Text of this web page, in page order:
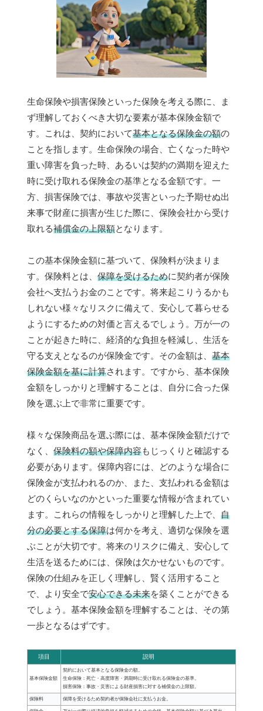
生命保険や損害保険といった保険を考える際に、ま
ず理解しておくべき大切な要素が基本保険金額で
す。これは、契約において基本となる保険金の額の
ことを指します。生命保険の場合、亡くなった時や
重い障害を負った時、あるいは契約の満期を迎えた
時に受け取れる保険金の基準となる金額です。一
方、損害保険では、事故や災害といった予期せぬ出
来事で財産に損害が生じた際に、保険会社から受け
取れる補償金の上限額となります。
この基本保険金額に基づいて、保険料が決まりま
す。保険料とは、 保障を受けるために契約者が保険
会社へ支払うお金のことです。将来起こりうるかも
しれない様々なリスクに備えて、安心して暮らせる
ようにするための対価と言えるでしょう。万が一の
ことが起きた時に、経済的な負担を軽減し、生活を
守る支えとなるのが保険金です。その金額は、 基本
保険金額を基に計算されます。ですから、基本保険
金額をしっかりと理解することは、自分に合った保
険を選ぶ上で非常に重要です。
様々な保険商品を選ぶ際には、基本保険金額だけで
なく、 保険料の額や保障内容もじっくりと確認する
必要があります。保障内容には、どのような場合に
保険金が支払われるのか、また、支払われる金額は
どのくらいなのかといった重要な情報が含まれてい
ます。これらの情報をしっかりと理解した上で、 自
分の必要とする保障は何かを考え、適切な保険を選
ぶことが大切です。将来のリスクに備え、安心して
生活を送るためには、保険は欠かせないものです。
保険の仕組みを正しく理解し、賢く活用すること
で、より安全で安心できる未来を築くことができる
でしょう。基本保険金額を理解することは、その第
一歩となるはずです。
項目 説明
基本保険金額
契約において基本となる保険金の額。
生命保険：死亡・高度障害・満期時に受け取れる保険金の基準。
損害保険：事故・災害による財産損害に対する補償金の上限額。
保険料 保障を受けるため契約者が保険会社に支払うお金。